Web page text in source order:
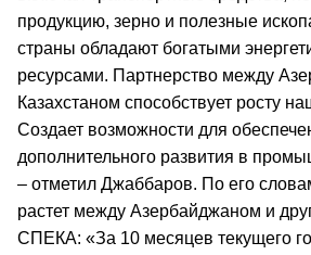
продукцию, зерно и полезные
страны обладают богатыми
ресурсами. Партнерство между
Казахстаном способствует росту
Создает возможности для
дополнительного развития в
– отметил Джаббаров. По его
растет между Азербайджаном и
СПЕКА: «За 10 месяцев текущего